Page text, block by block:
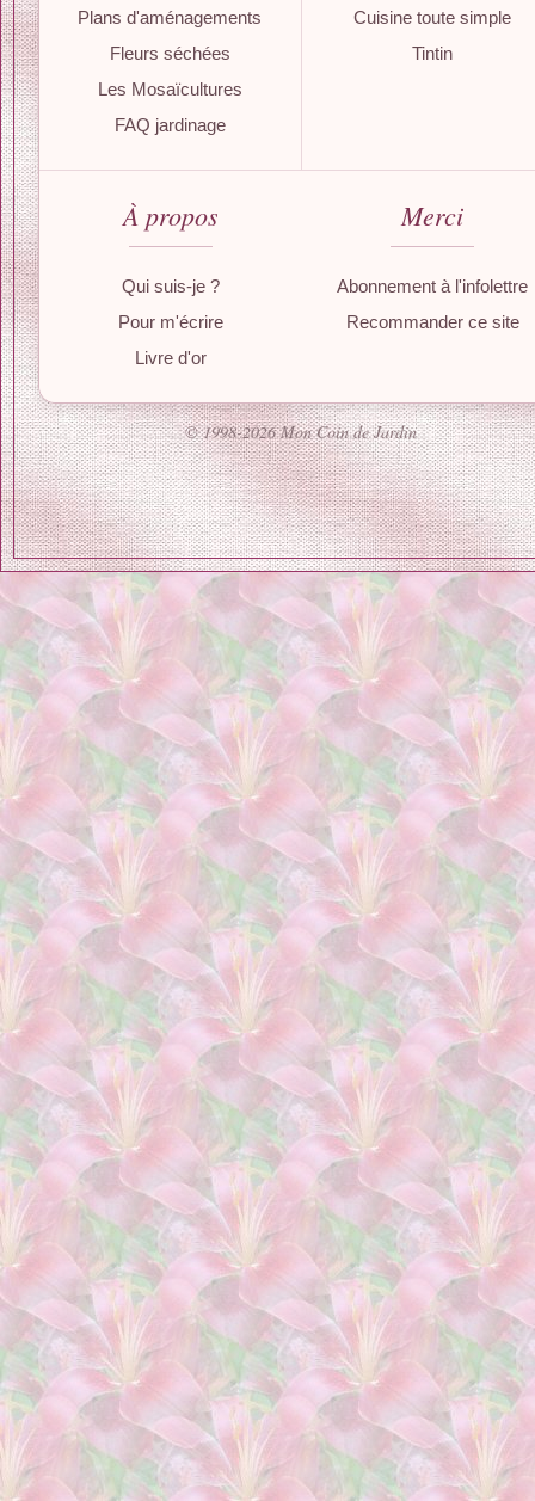
Plans d'aménagements
Fleurs séchées
Les Mosaïcultures
FAQ jardinage
Cuisine toute simple
Tintin
À propos
Qui suis-je ?
Pour m'écrire
Livre d'or
Merci
Abonnement à l'infolettre
Recommander ce site
© 1998-2026 Mon Coin de Jardin